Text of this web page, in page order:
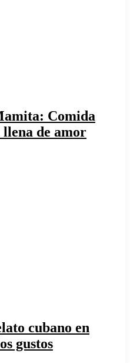
Comida
de amor
cubano en
gustos